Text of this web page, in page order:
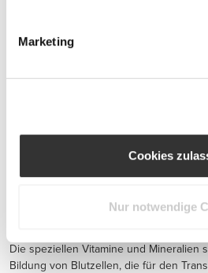
Marketing
Cookies
Nur notwendige
Weichkapseln
Diese Ergänzungsmittel beinhalten
andere gute Fette, die wichtige
gesunde Gelenkfunktion erhalten, die
Fettverbrennungsfähigkeit erhöhen,
Andere Inhaltsstoffe, wie Vitamin K und
der Verhinderung arterieller
Die speziellen Vitamine und Mineralien
Bildung von Blutzellen, die für den